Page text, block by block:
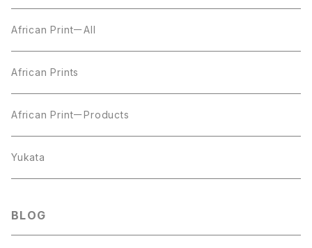
African PrintーAll
African Prints
African PrintーProducts
Yukata
BLOG